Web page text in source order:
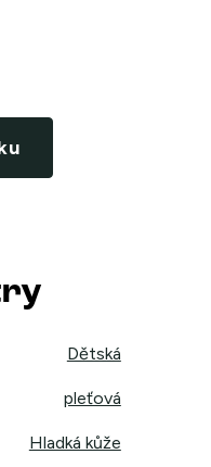
Dětská
pleťová
Hladká kůže